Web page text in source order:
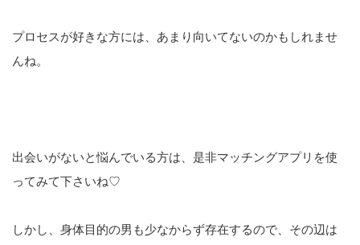
プロセスが好きな方には、あまり向いてないのかもしれませ
んね。
出会いがないと悩んでいる方は、是非マッチングアプリを使
ってみて下さいね♡
しかし、身体目的の男も少なからず存在するので、その辺は